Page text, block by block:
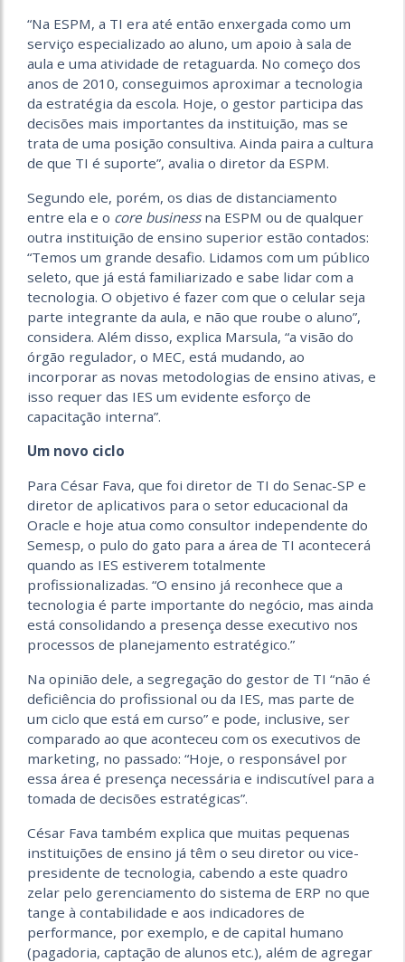
“Na ESPM, a TI era até então enxergada como um
serviço especializado ao aluno, um apoio à sala de
aula e uma atividade de retaguarda. No começo dos
anos de 2010, conseguimos aproximar a tecnologia
da estratégia da escola. Hoje, o gestor participa das
decisões mais importantes da instituição, mas se
trata de uma posição consultiva. Ainda paira a cultura
de que TI é suporte”, avalia o diretor da ESPM.
Segundo ele, porém, os dias de distanciamento
entre ela e o core business na ESPM ou de qualquer
outra instituição de ensino superior estão contados:
“Temos um grande desafio. Lidamos com um público
seleto, que já está familiarizado e sabe lidar com a
tecnologia. O objetivo é fazer com que o celular seja
parte integrante da aula, e não que roube o aluno”,
considera. Além disso, explica Marsula, “a visão do
órgão regulador, o MEC, está mudando, ao
incorporar as novas metodologias de ensino ativas, e
isso requer das IES um evidente esforço de
capacitação interna”.
Um novo ciclo
Para César Fava, que foi diretor de TI do Senac-SP e
diretor de aplicativos para o setor educacional da
Oracle e hoje atua como consultor independente do
Semesp, o pulo do gato para a área de TI acontecerá
quando as IES estiverem totalmente
profissionalizadas. “O ensino já reconhece que a
tecnologia é parte importante do negócio, mas ainda
está consolidando a presença desse executivo nos
processos de planejamento estratégico.”
Na opinião dele, a segregação do gestor de TI “não é
deficiência do profissional ou da IES, mas parte de
um ciclo que está em curso” e pode, inclusive, ser
comparado ao que aconteceu com os executivos de
marketing, no passado: “Hoje, o responsável por
essa área é presença necessária e indiscutível para a
tomada de decisões estratégicas”.
César Fava também explica que muitas pequenas
instituições de ensino já têm o seu diretor ou vice-
presidente de tecnologia, cabendo a este quadro
zelar pelo gerenciamento do sistema de ERP no que
tange à contabilidade e aos indicadores de
performance, por exemplo, e de capital humano
(pagadoria, captação de alunos etc.), além de agregar